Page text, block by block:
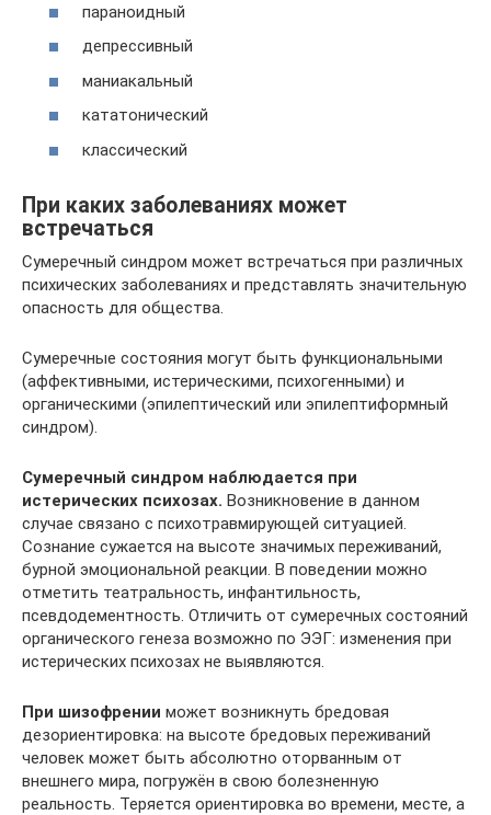
параноидный
депрессивный
маниакальный
кататонический
классический
При каких заболеваниях может
встречаться
Сумеречный синдром может встречаться при различных
психических заболеваниях и представлять значительную
опасность для общества.
Сумеречные состояния могут быть функциональными
(аффективными, истерическими, психогенными) и
органическими (эпилептический или эпилептиформный
синдром).
Сумеречный синдром наблюдается при
истерических психозах. Возникновение в данном
случае связано с психотравмирующей ситуацией.
Сознание сужается на высоте значимых переживаний,
бурной эмоциональной реакции. В поведении можно
отметить театральность, инфантильность,
псевдодементность. Отличить от сумеречных состояний
органического генеза возможно по ЭЭГ: изменения при
истерических психозах не выявляются.
При шизофрении может возникнуть бредовая
дезориентировка: на высоте бредовых переживаний
человек может быть абсолютно оторванным от
внешнего мира, погружён в свою болезненную
реальность. Теряется ориентировка во времени, месте, а